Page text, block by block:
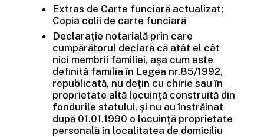
Extras de Carte funciară actualizat;
Copia colii de carte funciară
Declaraţie notarială prin care
cumpărătorul declară că atât el cât
nici membrii familiei, aşa cum este
definită familia în Legea nr.85/1992,
republicată, nu deţin cu chirie sau în
proprietate altă locuinţă construită din
fondurile statului, şi nu au înstrăinat
după 01.01.1990 o locuinţă proprietate
personală în localitatea de domiciliu